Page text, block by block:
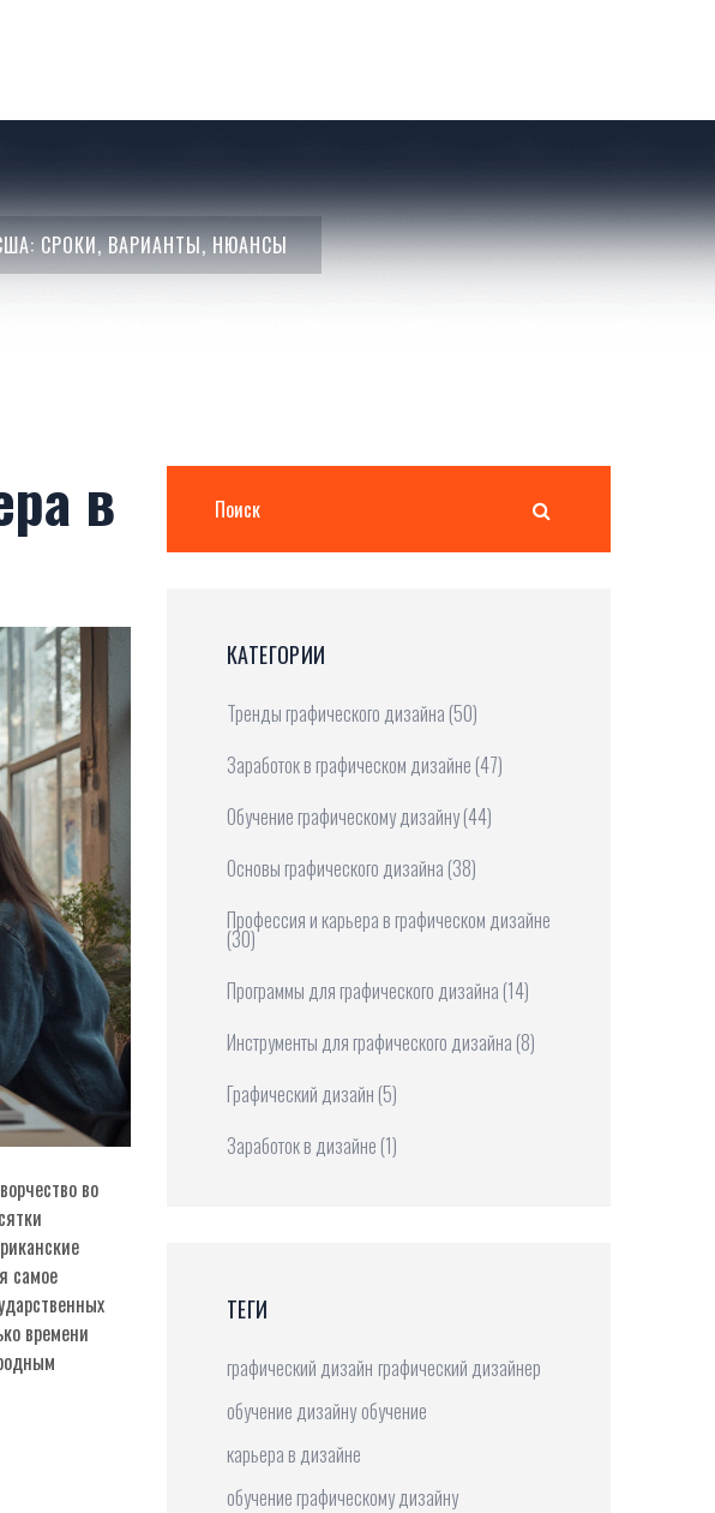
СРОКИ, ВАРИАНТЫ, НЮАНСЫ
в
во
самое
времени
КАТЕГОРИИ
Тренды графического дизайна (50)
Заработок в графическом дизайне (47)
Обучение графическому дизайну(44)
Основы графического дизайна (38)
Профессия и карьера в графическом дизайне
(30)
Программы для графического дизайна (14)
Инструменты для графического дизайна (8)
Графический дизайн (5)
Заработок в дизайне (1)
ТЕГИ
графический дизайн графический дизайнер
обучение дизайну обучение
карьера в дизайне
обучение графическому дизайну